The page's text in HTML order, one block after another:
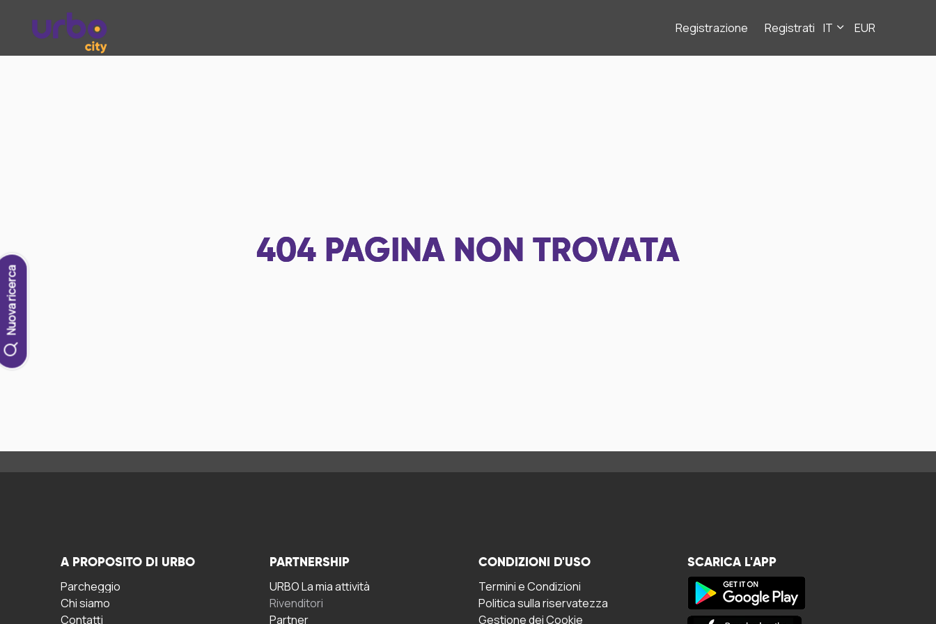
Registrazione Registrati IT EUR
Nuova ricerca
404 PAGINA NON TROVATA
A PROPOSITO DI URBO
Parcheggio
Chi siamo
Contatti
PARTNERSHIP
URBO La mia attività
Rivenditori
Partner
CONDIZIONI D'USO
Termini e Condizioni
Politica sulla riservatezza
Gestione dei Cookie
SCARICA L'APP